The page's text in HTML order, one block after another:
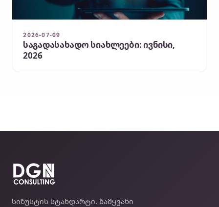
2026-07-09
საგადასახადო სიახლეები: ივნისი,
2026
სიზუსტის სტანდარტი. წამყვანი